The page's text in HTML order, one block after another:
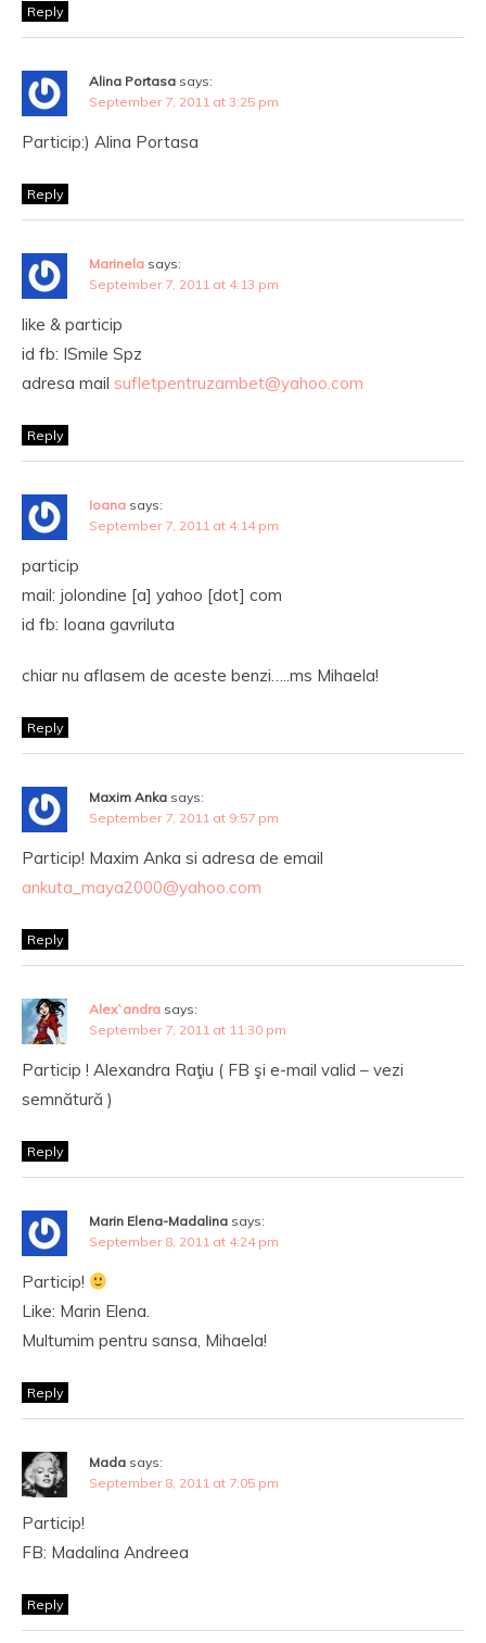
Reply
Alina Portasa says:
September 7, 2011 at 3:25 pm
Particip:) Alina Portasa
Reply
Marinela says:
September 7, 2011 at 4:13 pm
like & particip
id fb: ISmile Spz
adresa mail sufletpentruzambet@yahoo.com
Reply
Ioana says:
September 7, 2011 at 4:14 pm
particip
mail: jolondine [a] yahoo [dot] com
id fb: Ioana gavriluta
chiar nu aflasem de aceste benzi…..ms Mihaela!
Reply
Maxim Anka says:
September 7, 2011 at 9:57 pm
Particip! Maxim Anka si adresa de email
ankuta_maya2000@yahoo.com
Reply
Alex`andra says:
September 7, 2011 at 11:30 pm
Particip ! Alexandra Raţiu ( FB şi e-mail valid – vezi
semnătură )
Reply
Marin Elena-Madalina says:
September 8, 2011 at 4:24 pm
Particip!
Like: Marin Elena.
Multumim pentru sansa, Mihaela!
Reply
Mada says:
September 8, 2011 at 7:05 pm
Particip!
FB: Madalina Andreea
Reply